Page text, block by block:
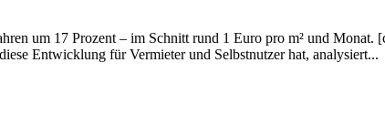
um 17 Prozent – im Schnitt rund 1 Euro pro m² und Monat.
Entwicklung für Vermieter und Selbstnutzer hat, analysiert...